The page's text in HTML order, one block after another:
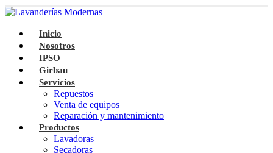
Inicio
Nosotros
IPSO
Girbau
Servicios
Repuestos
Venta de equipos
Reparación y mantenimiento
Productos
Lavadoras
Secadoras